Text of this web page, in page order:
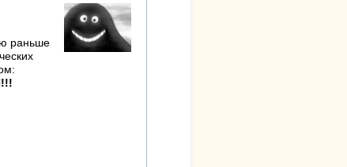
раньше